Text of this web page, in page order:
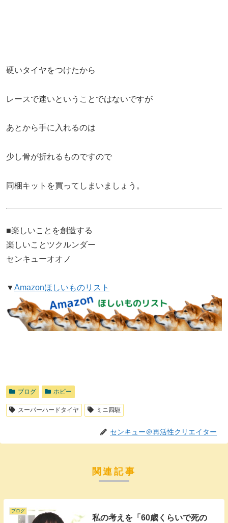
硬いタイヤをつけたから
レースで速いということではないですが
あとから手に入れるのは
少し骨が折れるものですので
同梱キットを買ってしまいましょう。
■楽しいことを創造する
楽しいことツクルンダー
センキューオオノ
▼Amazonほしいものリスト
ブログ ホビー
スーパーハードタイヤ ミニ四駆
センキュー＠再活性クリエイター
関連記事
ブログ
私の考えを「60歳くらいで死の